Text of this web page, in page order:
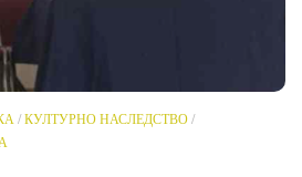
/КУЛТУРНО НАСЛЕДСТВО/